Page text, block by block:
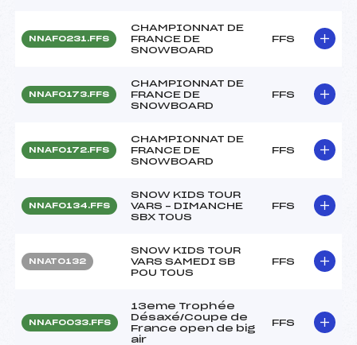
NNAF0231.FFS
CHAMPIONNAT DE
FRANCE DE
SNOWBOARD
FFS
NNAF0173.FFS
CHAMPIONNAT DE
FRANCE DE
SNOWBOARD
FFS
NNAF0172.FFS
CHAMPIONNAT DE
FRANCE DE
SNOWBOARD
FFS
NNAF0134.FFS
SNOW KIDS TOUR
VARS – DIMANCHE
SBX TOUS
FFS
NNAT0132
SNOW KIDS TOUR
VARS SAMEDI SB
POU TOUS
FFS
NNAF0033.FFS
13eme Trophée
Désaxé/Coupe de
France open de big
air
FFS